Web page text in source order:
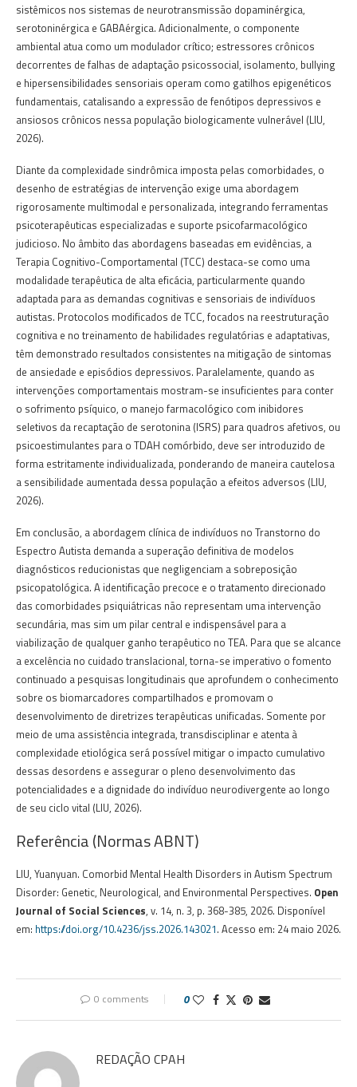
sistêmicos nos sistemas de neurotransmissão dopaminérgica,
serotoninérgica e GABAérgica. Adicionalmente, o componente
ambiental atua como um modulador crítico; estressores crônicos
decorrentes de falhas de adaptação psicossocial, isolamento, bullying
e hipersensibilidades sensoriais operam como gatilhos epigenéticos
fundamentais, catalisando a expressão de fenótipos depressivos e
ansiosos crônicos nessa população biologicamente vulnerável (LIU,
2026).
Diante da complexidade sindrômica imposta pelas comorbidades, o
desenho de estratégias de intervenção exige uma abordagem
rigorosamente multimodal e personalizada, integrando ferramentas
psicoterapêuticas especializadas e suporte psicofarmacológico
judicioso. No âmbito das abordagens baseadas em evidências, a
Terapia Cognitivo-Comportamental (TCC) destaca-se como uma
modalidade terapêutica de alta eficácia, particularmente quando
adaptada para as demandas cognitivas e sensoriais de indivíduos
autistas. Protocolos modificados de TCC, focados na reestruturação
cognitiva e no treinamento de habilidades regulatórias e adaptativas,
têm demonstrado resultados consistentes na mitigação de sintomas
de ansiedade e episódios depressivos. Paralelamente, quando as
intervenções comportamentais mostram-se insuficientes para conter
o sofrimento psíquico, o manejo farmacológico com inibidores
seletivos da recaptação de serotonina (ISRS) para quadros afetivos, ou
psicoestimulantes para o TDAH comórbido, deve ser introduzido de
forma estritamente individualizada, ponderando de maneira cautelosa
a sensibilidade aumentada dessa população a efeitos adversos (LIU,
2026).
Em conclusão, a abordagem clínica de indivíduos no Transtorno do
Espectro Autista demanda a superação definitiva de modelos
diagnósticos reducionistas que negligenciam a sobreposição
psicopatológica. A identificação precoce e o tratamento direcionado
das comorbidades psiquiátricas não representam uma intervenção
secundária, mas sim um pilar central e indispensável para a
viabilização de qualquer ganho terapêutico no TEA. Para que se alcance
a excelência no cuidado translacional, torna-se imperativo o fomento
continuado a pesquisas longitudinais que aprofundem o conhecimento
sobre os biomarcadores compartilhados e promovam o
desenvolvimento de diretrizes terapêuticas unificadas. Somente por
meio de uma assistência integrada, transdisciplinar e atenta à
complexidade etiológica será possível mitigar o impacto cumulativo
dessas desordens e assegurar o pleno desenvolvimento das
potencialidades e a dignidade do indivíduo neurodivergente ao longo
de seu ciclo vital (LIU, 2026).
Referência (Normas ABNT)
LIU, Yuanyuan. Comorbid Mental Health Disorders in Autism Spectrum
Disorder: Genetic, Neurological, and Environmental Perspectives. Open
Journal of Social Sciences, v. 14, n. 3, p. 368-385, 2026. Disponível
em: https://doi.org/10.4236/jss.2026.143021. Acesso em: 24 maio 2026.
0 comments 0
REDAÇÃO CPAH